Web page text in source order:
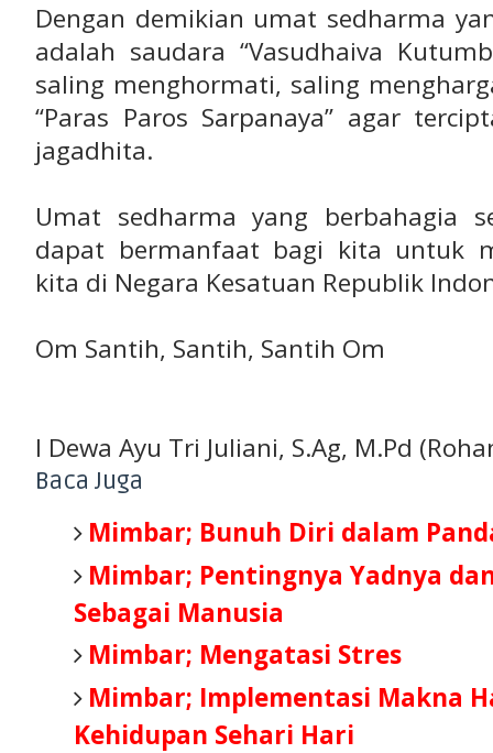
Dengan demikian umat sedharma
adalah saudara “Vasudhaiva
saling menghormati, saling
“Paras Paros Sarpanaya” agar
jagadhita.
Umat sedharma yang berbahagia
dapat bermanfaat bagi kita untuk
kita di Negara Kesatuan Republik
Om Santih, Santih, Santih Om
I Dewa Ayu Tri Juliani, S.Ag, M.Pd
Baca Juga
Mimbar; Bunuh Diri dalam
Mimbar; Pentingnya Yadnya
Sebagai Manusia
Mimbar; Mengatasi Stres
Mimbar; Implementasi Makna
Kehidupan Sehari Hari